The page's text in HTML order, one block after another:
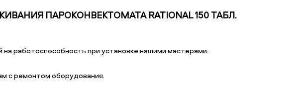
ПАРОКОНВЕКТОМАТА RATIONAL 150 ТАБЛ.
работоспособность при установке нашими мастерами.
с ремонтом оборудования.